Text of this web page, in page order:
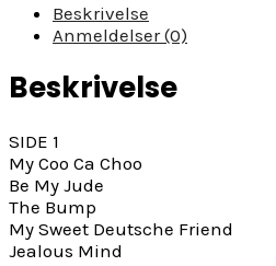
Untouchable
antal
Beskrivelse
Anmeldelser (0)
Beskrivelse
SIDE 1
My Coo Ca Choo
Be My Jude
The Bump
My Sweet Deutsche Friend
Jealous Mind